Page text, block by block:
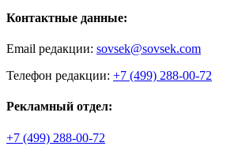
Контактные данные:
Email редакции: sovsek@sovsek.com
Телефон редакции: +7 (499) 288-00-72
Рекламный отдел:
+7 (499) 288-00-72